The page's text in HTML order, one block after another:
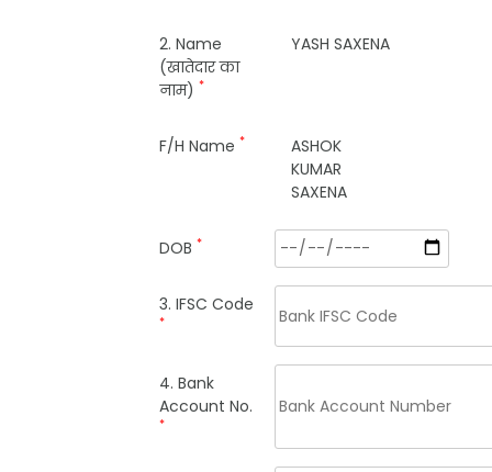
2. Name
(खातेदार का
नाम) *
YASH SAXENA
F/H Name *
ASHOK
KUMAR
SAXENA
DOB *
3. IFSC Code
*
4. Bank
Account No.
*